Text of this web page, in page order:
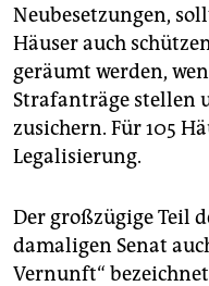
Neubesetzungen,
Häuser auch
geräumt werden,
Strafanträge stellen
zusichern. Für 105
Legalisierung.
Der großzügige Teil
damaligen Senat
Vernunft“